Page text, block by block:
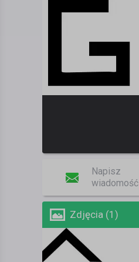
Napisz
wiadomość
Zdjęcia (1)